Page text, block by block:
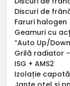
Discuri de
Faruri halogen
Geamuri cu
“Auto Up/
Grilă radiator
ISG + AMS2
Izolație capotă